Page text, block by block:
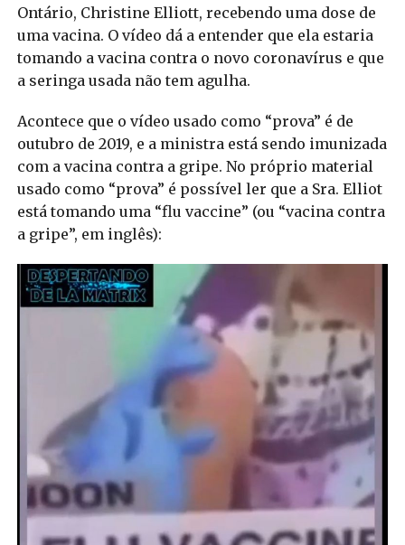
Ontário, Christine Elliott, recebendo uma dose de
uma vacina. O vídeo dá a entender que ela estaria
tomando a vacina contra o novo coronavírus e que
a seringa usada não tem agulha.
Acontece que o vídeo usado como “prova” é de
outubro de 2019, e a ministra está sendo imunizada
com a vacina contra a gripe. No próprio material
usado como “prova” é possível ler que a Sra. Elliot
está tomando uma “flu vaccine” (ou “vacina contra
a gripe”, em inglês):